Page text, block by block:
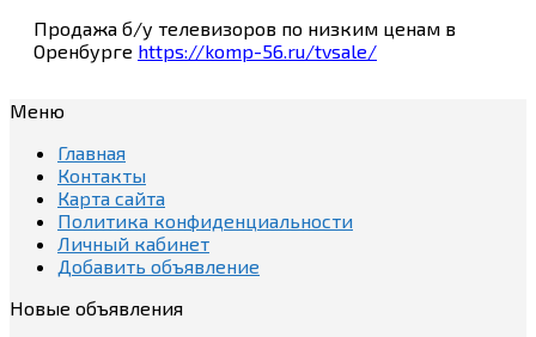
Продажа б/у телевизоров по низким ценам в
Оренбурге https://komp-56.ru/tvsale/
Меню
Главная
Контакты
Карта сайта
Политика конфиденциальности
Личный кабинет
Добавить объявление
Новые объявления